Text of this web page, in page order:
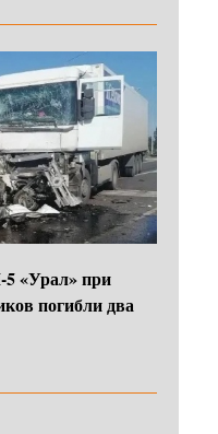
«Урал» при
погибли два